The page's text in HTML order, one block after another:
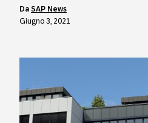
da SAP News
Giugno 3, 2021